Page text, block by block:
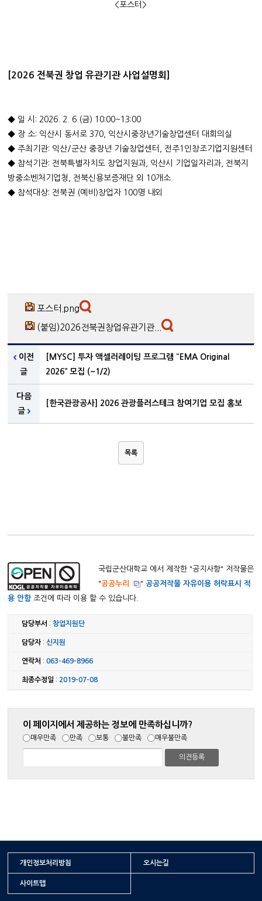
<포스터>
[2026 전북권 창업 유관기관 사업설명회]
◆ 일 시: 2026. 2. 6.(금) 10:00~13:00
◆ 장 소: 익산시 동서로 370, 익산시중장년기술창업센터 대회의실
◆ 주최기관: 익산/군산 중장년 기술창업센터, 전주1인창조기업지원센터
◆ 참석기관: 전북특별자치도 창업지원과, 익산시 기업일자리과, 전북지
방중소벤처기업청, 전북신용보증재단 외 10개소
◆ 참석대상: 전북권 (예비)창업자 100명 내외
포스터.png
(붙임)2026전북권창업유관기관...
이전
글
[MYSC] 투자 액셀러레이팅 프로그램 “EMA Original
2026” 모집 (~1/2)
다음
글
[한국관광공사] 2026 관광플러스테크 참여기업 모집 홍보
목록
국립군산대학교 에서 제작한 "공지사항" 저작물은
"공공누리 "공공저작물 자유이용 허락표시 적
용 안함조건에 따라 이용 할 수 있습니다.
담당부서 :창업지원단
담당자:신지원
연락처 :063-469-8966
최종수정일 : 2019-07-08
이 페이지에서 제공하는 정보에 만족하십니까?
매우만족 만족 보통 불만족 매우불만족
개인정보처리방침 오시는길
사이트맵